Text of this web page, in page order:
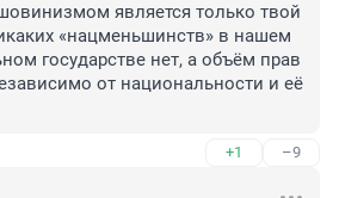
является только твой
«нацменьшинств» в нашем
государстве нет, а объём прав
от национальности и её
+1 –9